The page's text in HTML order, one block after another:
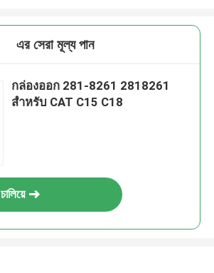
এর সেরা মূল্য পান
กล่องออก 281-8261 2818261
สําหรับ CAT C15 C18
চালিয়ে